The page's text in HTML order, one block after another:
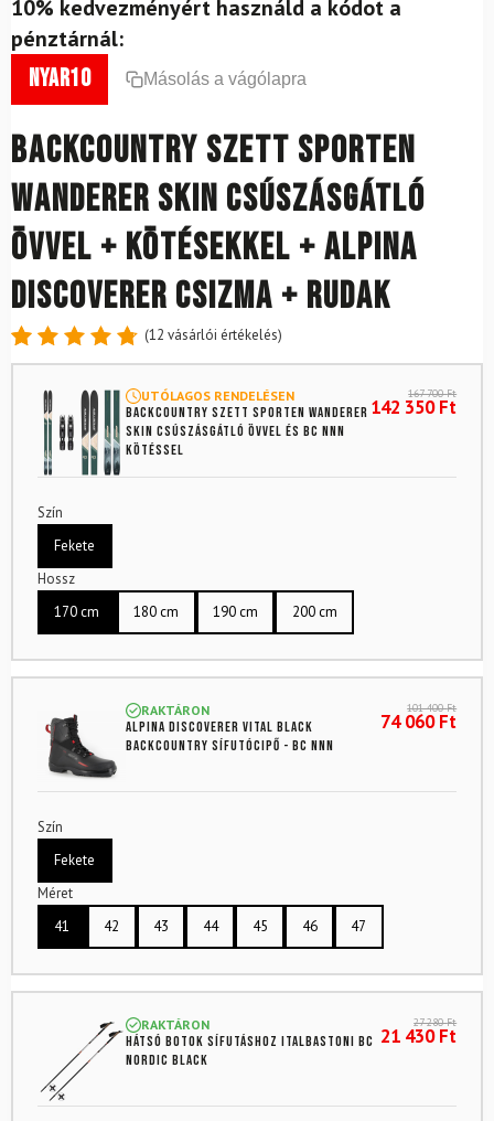
10% kedvezményért használd a kódot a
pénztárnál:
nyar10 Másolás a vágólapra
Backcountry szett SPORTEN
Wanderer SKIN csúszásgátló
övvel + kötésekkel + Alpina
Discoverer csizma + rudak
Értékelés
5-ből,
12
értékelés
alapján
(12 vásárlói értékelés)
UTÓLAGOS RENDELÉSEN
Backcountry szett SPORTEN Wanderer
SKIN csúszásgátló övvel és BC NNN
kötéssel
167 700Ft
142 350Ft
Szín
Fekete
Hossz
170 cm
180 cm 190 cm 200 cm
RAKTÁRON
ALPINA Discoverer Vital Black
backcountry sífutócipő - BC NNN
101 400Ft
74 060Ft
Szín
Fekete
Méret
41
42 43 44 45 46 47
RAKTÁRON
Hátsó botok sífutáshoz ITALBASTONI BC
Nordic Black
27 280Ft
21 430Ft